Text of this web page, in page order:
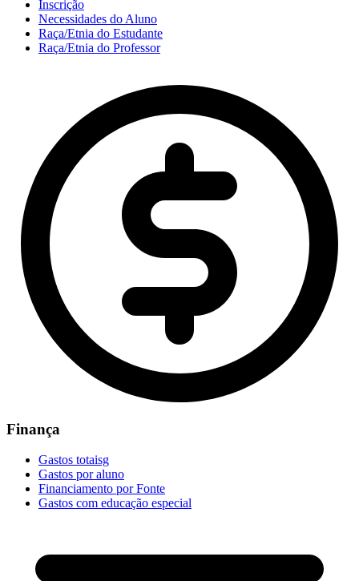
Inscrição
Necessidades do Aluno
Raça/Etnia do Estudante
Raça/Etnia do Professor
Finança
Gastos totaisg
Gastos por aluno
Financiamento por Fonte
Gastos com educação especial